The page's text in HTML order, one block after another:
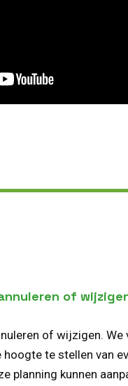
of
of wijzigen.
te stellen van
planning kunnen